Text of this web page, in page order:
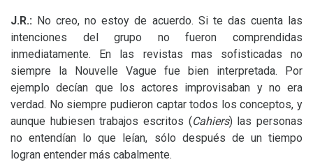
J.R.: No creo, no estoy de acuerdo. Si te das cuenta las
intenciones del grupo no fueron comprendidas
inmediatamente. En las revistas mas sofisticadas no
siempre la Nouvelle Vague fue bien interpretada. Por
ejemplo decían que los actores improvisaban y no era
verdad. No siempre pudieron captar todos los conceptos, y
aunque hubiesen trabajos escritos (Cahiers) las personas
no entendían lo que leían, sólo después de un tiempo
logran entender más cabalmente.